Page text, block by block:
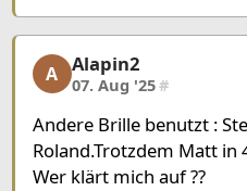
Alapin2, 5/23, 07. Aug
A Alapin2
07. Aug '25#
Andere Brille benutzt :
Roland.Trotzdem Matt in
Wer klärt mich auf ??